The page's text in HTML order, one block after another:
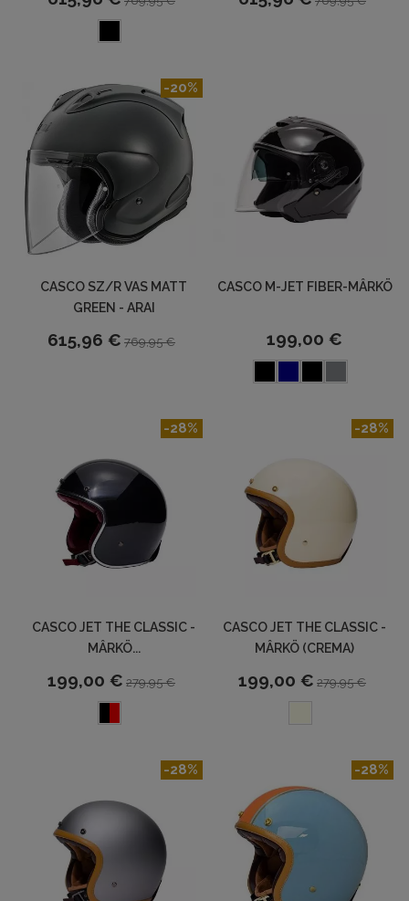
CASCO SZ/R VAS MATT
GREEN - ARAI
615,96 € 769,95 €
-20%
CASCO M-JET FIBER-MÂRKÖ
199,00 €
CASCO JET THE CLASSIC -
MÂRKÖ...
199,00 € 279,95 €
-28%
CASCO JET THE CLASSIC -
MÂRKÖ (CREMA)
199,00 € 279,95 €
-28%
-28% -28%